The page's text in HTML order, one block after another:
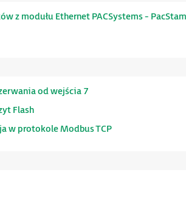
z modułu Ethernet PACSystems -
od wejścia 7
Flash
w protokole Modbus TCP